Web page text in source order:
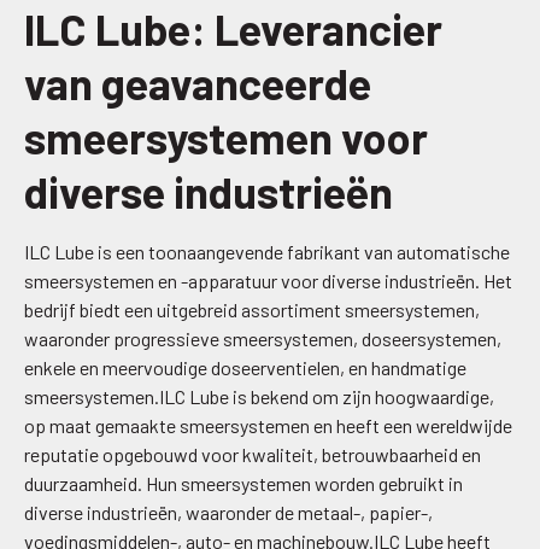
ILC Lube: Leverancier
van geavanceerde
smeersystemen voor
diverse industrieën
ILC Lube is een toonaangevende fabrikant van automatische
smeersystemen en -apparatuur voor diverse industrieën. Het
bedrijf biedt een uitgebreid assortiment smeersystemen,
waaronder progressieve smeersystemen, doseersystemen,
enkele en meervoudige doseerventielen, en handmatige
smeersystemen.ILC Lube is bekend om zijn hoogwaardige,
op maat gemaakte smeersystemen en heeft een wereldwijde
reputatie opgebouwd voor kwaliteit, betrouwbaarheid en
duurzaamheid. Hun smeersystemen worden gebruikt in
diverse industrieën, waaronder de metaal-, papier-,
voedingsmiddelen-, auto- en machinebouw.ILC Lube heeft